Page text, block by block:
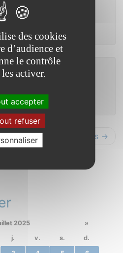
sur Oust
2025
Suivants →
2025
»
j. v. s. d.
des cookies
d’audience et
le contrôle
activer.
accepter
refuser